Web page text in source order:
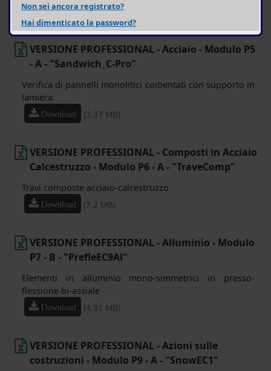
Download (5,01 MB)
VERSIONE PROFESSIONAL - Acciaio - Modulo P5
- A - "Sandwich_C-Pro"
Verifica di pannelli monolitici coibentati con supporto in
lamiera
Download (3,37 MB)
VERSIONE PROFESSIONAL - Composti in Acciaio
Calcestruzzo - Modulo P6 - A - "TraveComp"
Travi composte acciaio-calcestruzzo
Download (7,2 MB)
VERSIONE PROFESSIONAL - Alluminio - Modulo
P7 - B - "PrefleEC9Al"
Elementi in alluminio mono-simmetrici in presso-
flessione bi-assiale
Download (4,91 MB)
VERSIONE PROFESSIONAL - Azioni sulle
costruzioni - Modulo P9 - A - "SnowEC1"
Non sei ancora registrato?
Hai dimenticato la password?